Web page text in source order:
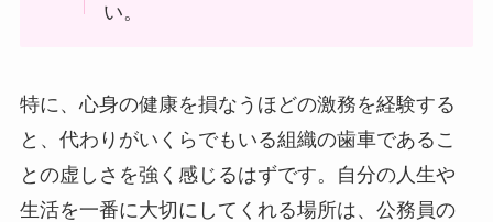
い。
特に、心身の健康を損なうほどの激務を経験する
と、代わりがいくらでもいる組織の歯車であるこ
との虚しさを強く感じるはずです。自分の人生や
生活を一番に大切にしてくれる場所は、公務員の